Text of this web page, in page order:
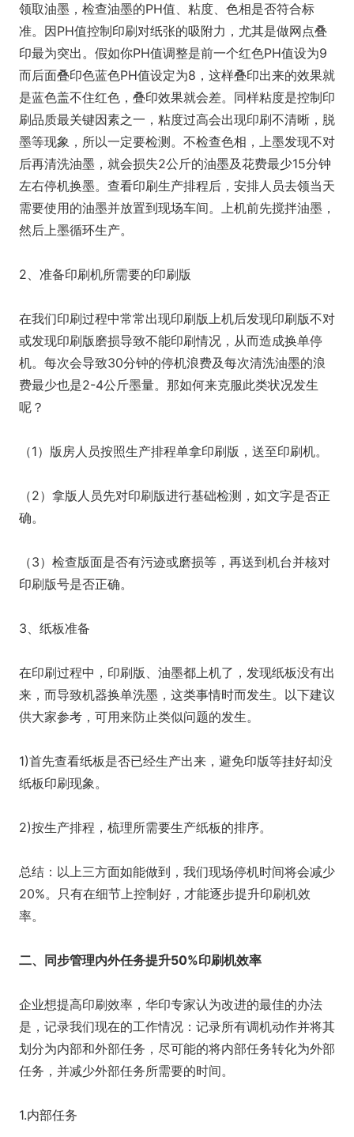
领取油墨，检查油墨的PH值、粘度、色相是否符合标
准。因PH值控制印刷对纸张的吸附力，尤其是做网点叠
印最为突出。假如你PH值调整是前一个红色PH值设为9
而后面叠印色蓝色PH值设定为8，这样叠印出来的效果就
是蓝色盖不住红色，叠印效果就会差。同样粘度是控制印
刷品质最关键因素之一，粘度过高会出现印刷不清晰，脱
墨等现象，所以一定要检测。不检查色相，上墨发现不对
后再清洗油墨，就会损失2公斤的油墨及花费最少15分钟
左右停机换墨。查看印刷生产排程后，安排人员去领当天
需要使用的油墨并放置到现场车间。上机前先搅拌油墨，
然后上墨循环生产。
2、准备印刷机所需要的印刷版
在我们印刷过程中常常出现印刷版上机后发现印刷版不对
或发现印刷版磨损导致不能印刷情况，从而造成换单停
机。每次会导致30分钟的停机浪费及每次清洗油墨的浪
费最少也是2-4公斤墨量。那如何来克服此类状况发生
呢？
（1）版房人员按照生产排程单拿印刷版，送至印刷机。
（2）拿版人员先对印刷版进行基础检测，如文字是否正
确。
（3）检查版面是否有污迹或磨损等，再送到机台并核对
印刷版号是否正确。
3、纸板准备
在印刷过程中，印刷版、油墨都上机了，发现纸板没有出
来，而导致机器换单洗墨，这类事情时而发生。以下建议
供大家参考，可用来防止类似问题的发生。
1)首先查看纸板是否已经生产出来，避免印版等挂好却没
纸板印刷现象。
2)按生产排程，梳理所需要生产纸板的排序。
总结：以上三方面如能做到，我们现场停机时间将会减少
20%。只有在细节上控制好，才能逐步提升印刷机效
率。
二、同步管理内外任务提升50%印刷机效率
企业想提高印刷效率，华印专家认为改进的最佳的办法
是，记录我们现在的工作情况：记录所有调机动作并将其
划分为内部和外部任务，尽可能的将内部任务转化为外部
任务，并减少外部任务所需要的时间。
1.内部任务